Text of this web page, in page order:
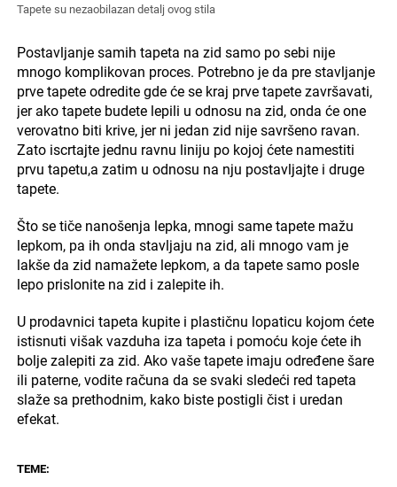
Tapete su nezaobilazan detalj ovog stila
Postavljanje samih tapeta na zid samo po sebi nije
mnogo komplikovan proces. Potrebno je da pre stavljanje
prve tapete odredite gde će se kraj prve tapete završavati,
jer ako tapete budete lepili u odnosu na zid, onda će one
verovatno biti krive, jer ni jedan zid nije savršeno ravan.
Zato iscrtajte jednu ravnu liniju po kojoj ćete namestiti
prvu tapetu,a zatim u odnosu na nju postavljajte i druge
tapete.
Što se tiče nanošenja lepka, mnogi same tapete mažu
lepkom, pa ih onda stavljaju na zid, ali mnogo vam je
lakše da zid namažete lepkom, a da tapete samo posle
lepo prislonite na zid i zalepite ih.
U prodavnici tapeta kupite i plastičnu lopaticu kojom ćete
istisnuti višak vazduha iza tapeta i pomoću koje ćete ih
bolje zalepiti za zid. Ako vaše tapete imaju određene šare
ili paterne, vodite računa da se svaki sledeći red tapeta
slaže sa prethodnim, kako biste postigli čist i uredan
efekat.
TEME: